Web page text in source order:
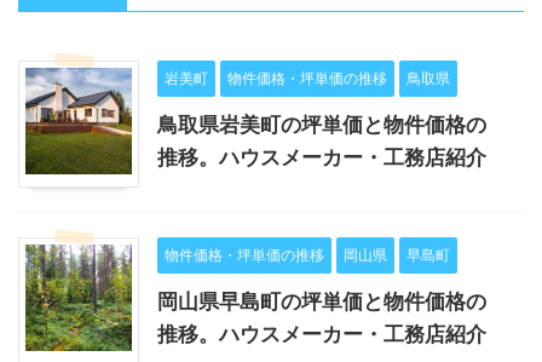
岩美町 物件価格・坪単価の推移 鳥取県
鳥取県岩美町の坪単価と物件価格の
推移。ハウスメーカー・工務店紹介
物件価格・坪単価の推移 岡山県 早島町
岡山県早島町の坪単価と物件価格の
推移。ハウスメーカー・工務店紹介